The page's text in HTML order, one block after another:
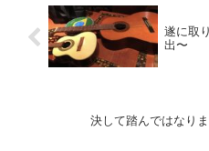
遂に取
出〜
決して踏んではなり